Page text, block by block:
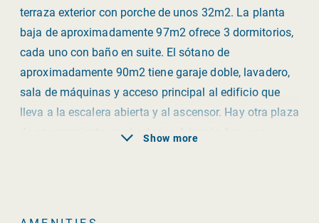
terraza exterior con porche de unos 32m2. La planta
baja de aproximadamente 97m2 ofrece 3 dormitorios,
cada uno con baño en suite. El sótano de
aproximadamente 90m2 tiene garaje doble, lavadero,
sala de máquinas y acceso principal al edificio que
lleva a la escalera abierta y al ascensor. Hay otra plaza
de aparcamiento en el exterior. Además, hay una
Show more